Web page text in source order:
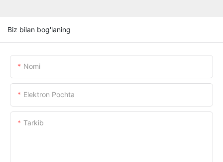
Biz bilan bog'laning
Nomi
Elektron Pochta
Tarkib